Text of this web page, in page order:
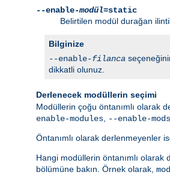
--enable-modül=static
Belirtilen modül durağan
Bilginize
--enable-filanca
dikkatli olunuz.
Derlenecek modüllerin seçimi
Modüllerin çoğu öntanımlı olarak
enable-modules
--enable-
Öntanımlı olarak derlenmeyenler
Hangi modüllerin öntanımlı olarak
bölümüne bakın. Örnek olarak,